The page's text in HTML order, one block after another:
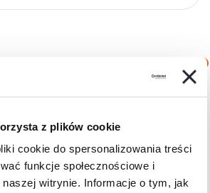
z plików cookie
cookie do spersonalizowania treści
funkcje społecznościowe i
witrynie. Informacje o tym, jak
min.
maks.
Filtruj